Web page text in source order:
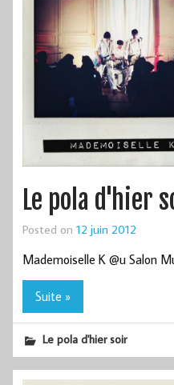
Le pola d'hier
Posted on 12 juin 2012
Mademoiselle K @u Salon
Suite »
Le pola d'hier soir